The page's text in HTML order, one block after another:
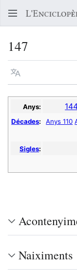
147
Llegir en un atre
Anys:
Décades: Anys 110
Sigles:
Naiximents